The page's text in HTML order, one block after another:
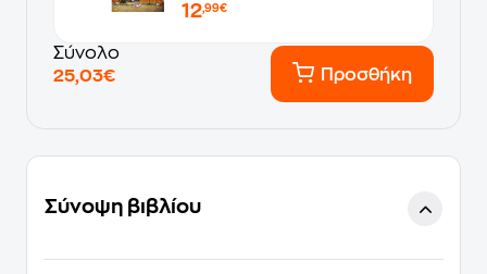
12,99€
Σύνολο
25,03€
Προσθήκη
Σύνοψη βιβλίου